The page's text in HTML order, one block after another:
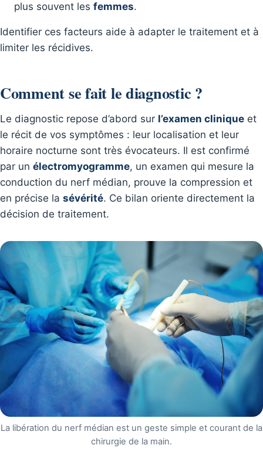
plus souvent les femmes.
Identifier ces facteurs aide à adapter le traitement et à
limiter les récidives.
Comment se fait le diagnostic ?
Le diagnostic repose d’abord sur l’examen clinique et
le récit de vos symptômes : leur localisation et leur
horaire nocturne sont très évocateurs. Il est confirmé
par un électromyogramme, un examen qui mesure la
conduction du nerf médian, prouve la compression et
en précise la sévérité. Ce bilan oriente directement la
décision de traitement.
La libération du nerf médian est un geste simple et courant de la
chirurgie de la main.